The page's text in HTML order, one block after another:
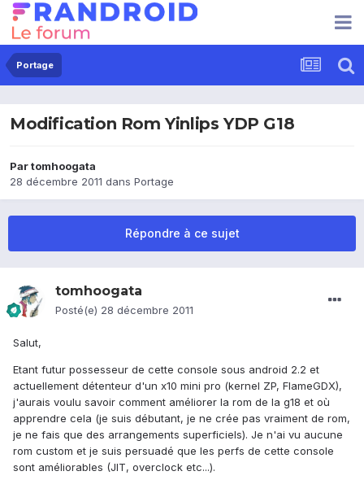
Portage
Modification Rom Yinlips YDP G18
Partomhoogata
28 décembre 2011 dans Portage
Répondre à ce sujet
tomhoogata
Posté(e) 28 décembre 2011
Salut,
Etant futur possesseur de cette console sous android 2.2 et
actuellement détenteur d'un x10 mini pro (kernel ZP, FlameGDX),
j'aurais voulu savoir comment améliorer la rom de la g18 et où
apprendre cela (je suis débutant, je ne crée pas vraiment de rom,
je ne fais que des arrangements superficiels). Je n'ai vu aucune
rom custom et je suis persuadé que les perfs de cette console
sont améliorables (JIT, overclock etc...).